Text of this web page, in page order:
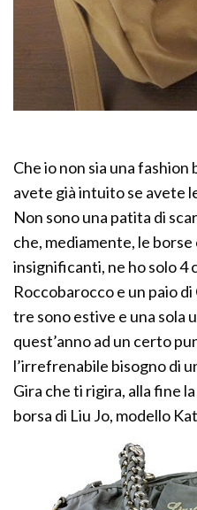
Che io non sia una
avete già intuito se avete
Non sono una patita di
che, mediamente, le
insignificanti, ne ho solo 4
Roccobarocco e un paio
tre sono estive e una sola
quest’anno ad un certo
l’irrefrenabile bisogno di
Gira che ti rigira, alla fine
borsa di Liu Jo, modello